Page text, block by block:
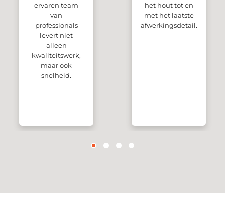
ervaren team
van
professionals
levert niet
alleen
kwaliteitswerk,
maar ook
snelheid.
het hout tot en
met het laatste
afwerkingsdetail.